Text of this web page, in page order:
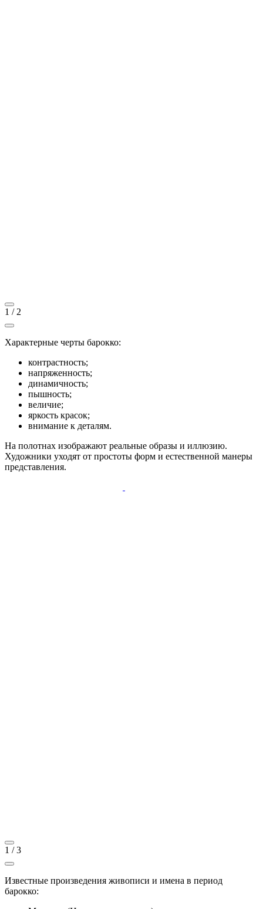
1 / 2
Характерные черты барокко:
контрастность;
напряженность;
динамичность;
пышность;
величие;
яркость красок;
внимание к деталям.
На полотнах изображают реальные образы и иллюзию.
Художники уходят от простоты форм и естественной манеры
представления.
1 /3
Известные произведения живописи и имена в период
барокко: